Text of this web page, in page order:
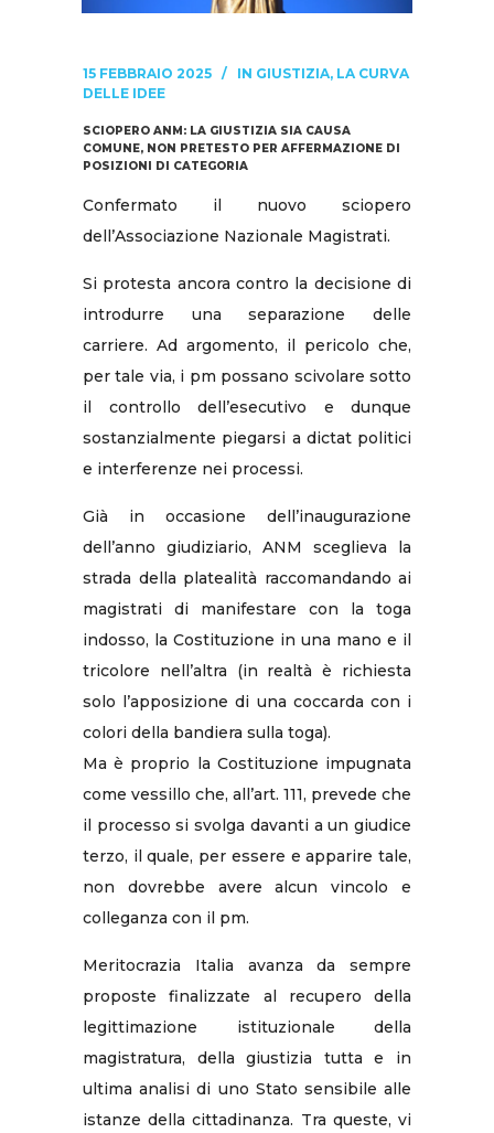
15 FEBBRAIO 2025 IN GIUSTIZIA, LA CURVA
DELLE IDEE
SCIOPERO ANM: LA GIUSTIZIA SIA CAUSA
COMUNE, NON PRETESTO PER AFFERMAZIONE DI
POSIZIONI DI CATEGORIA
Confermato il nuovo sciopero
dell’Associazione Nazionale Magistrati.
Si protesta ancora contro la decisione di
introdurre una separazione delle
carriere. Ad argomento, il pericolo che,
per tale via, i pm possano scivolare sotto
il controllo dell’esecutivo e dunque
sostanzialmente piegarsi a dictat politici
e interferenze nei processi.
Già in occasione dell’inaugurazione
dell’anno giudiziario, ANM sceglieva la
strada della platealità raccomandando ai
magistrati di manifestare con la toga
indosso, la Costituzione in una mano e il
tricolore nell’altra (in realtà è richiesta
solo l’apposizione di una coccarda con i
colori della bandiera sulla toga).
Ma è proprio la Costituzione impugnata
come vessillo che, all’art. 111, prevede che
il processo si svolga davanti a un giudice
terzo, il quale, per essere e apparire tale,
non dovrebbe avere alcun vincolo e
colleganza con il pm.
Meritocrazia Italia avanza da sempre
proposte finalizzate al recupero della
legittimazione istituzionale della
magistratura, della giustizia tutta e in
ultima analisi di uno Stato sensibile alle
istanze della cittadinanza. Tra queste, vi